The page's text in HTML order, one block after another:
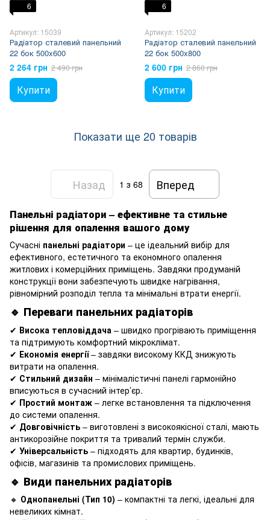
6
Артикул: 15039
Радіатор сталевий панельний
22 бок 500x600
2 264 грн 2 490 грн
Купити
6
Артикул: 15202
Радіатор сталевий панельний
22 бок 500x800
2 600 грн 2 860 грн
Купити
Показати ще 20 товарів
Назад 1 з 68 Вперед
Панельні радіатори – ефективне та стильне
рішення для опалення вашого дому
Сучасні панельні радіатори – це ідеальний вибір для
ефективного, естетичного та економного опалення
житлових і комерційних приміщень. Завдяки продуманій
конструкції вони забезпечують швидке нагрівання,
рівномірний розподіл тепла та мінімальні втрати енергії.
🔹 Переваги панельних радіаторів
✔ Висока тепловіддача – швидко прогрівають приміщення
та підтримують комфортний мікроклімат.
✔ Економія енергії– завдяки високому ККД знижують
витрати на опалення.
✔ Стильний дизайн – мінімалістичні панелі гармонійно
вписуються в сучасний інтер’єр.
✔ Простий монтаж – легке встановлення та підключення
до системи опалення.
✔ Довговічність – виготовлені з високоякісної сталі, мають
антикорозійне покриття та тривалий термін служби.
✔ Універсальність – підходять для квартир, будинків,
офісів, магазинів та промислових приміщень.
🔹 Види панельних радіаторів
🔸 Однопанельні (Тип 10) – компактні та легкі, ідеальні для
невеликих кімнат.